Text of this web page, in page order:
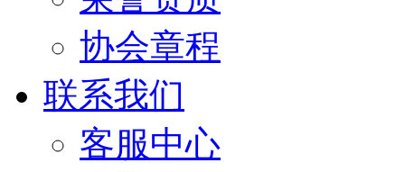
协会章程
联系我们
客服中心